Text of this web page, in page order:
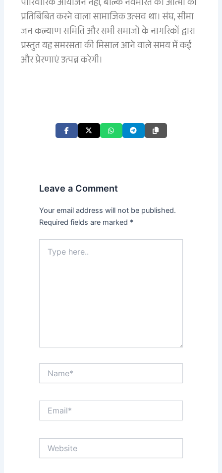
पारिवारिक आयोजन नहीं, बल्कि नवभारत की आत्मा को
प्रतिबिंबित करने वाला सामाजिक उत्सव था। संघ, सीमा
जन कल्याण समिति और सभी समाजों के नागरिकों द्वारा
प्रस्तुत यह समरसता की मिसाल आने वाले समय में कई
और प्रेरणाएं उत्पन्न करेगी।
Leave a Comment
Your email address will not be published.
Required fields are marked *
here..